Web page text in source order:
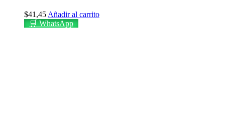
$41,45 Añadir al carrito
🛒 WhatsApp